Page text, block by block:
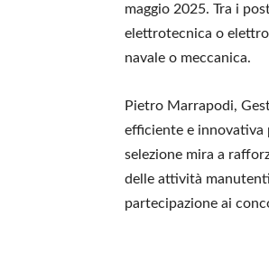
maggio 2025. Tra i
elettrotecnica o
navale o meccanica.
Pietro Marrapodi,
efficiente e innovativa
selezione mira a
delle attività
partecipazione ai